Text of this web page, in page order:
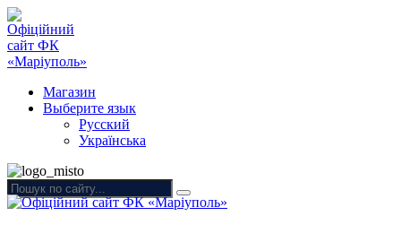
Магазин
Выберите язык
Русский
Українська